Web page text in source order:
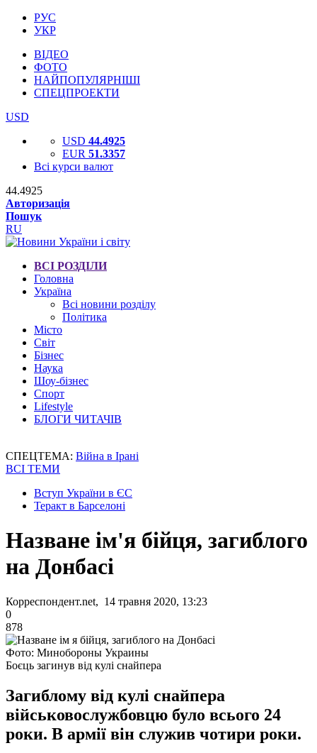
РУС
УКР
ВІДЕО
ФОТО
НАЙПОПУЛЯРНІШІ
СПЕЦПРОЕКТИ
USD
USD 44.4925
EUR 51.3357
Всі курси валют
44.4925
Авторизація
Пошук
RU
ВСІ РОЗДІЛИ
Головна
Україна
Всі новини розділу
Політика
Місто
Світ
Бізнес
Наука
Шоу-бізнес
Спорт
Lifestyle
БЛОГИ ЧИТАЧІВ
СПЕЦТЕМА: Війна в Ірані
ВСІ ТЕМИ
Вступ України в ЄС
Теракт в Барселоні
Назване ім'я бійця, загиблого
на Донбасі
Корреспондент.net, 14 травня 2020, 13:23
0
878
Фото: Минобороны Украины
Боєць загинув від кулі снайпера
Загиблому від кулі снайпера
військовослужбовцю було всього 24
роки. В армії він служив чотири роки.